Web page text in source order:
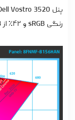
رنگی sRGB و ۴۲٪ از DCI-P3 را پوشش می‌دهد.